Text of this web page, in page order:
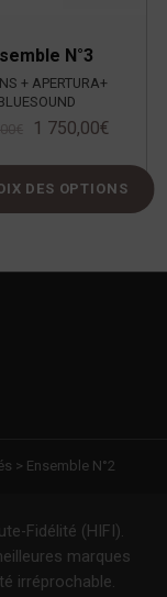
N°3
+ APERTURA+
1 750,00€
DES OPTIONS
> Ensemble N°2
Fidélité (HIFI).
marques
irréprochable.